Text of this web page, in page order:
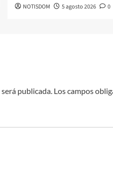
NOTISDOM 5 agosto 2026 0
publicada. Los campos